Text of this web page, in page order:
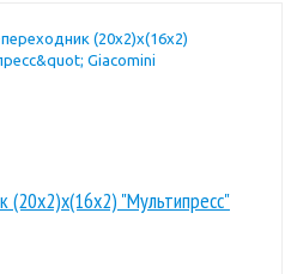
(20x2)x(16x2) "Мультипресс"